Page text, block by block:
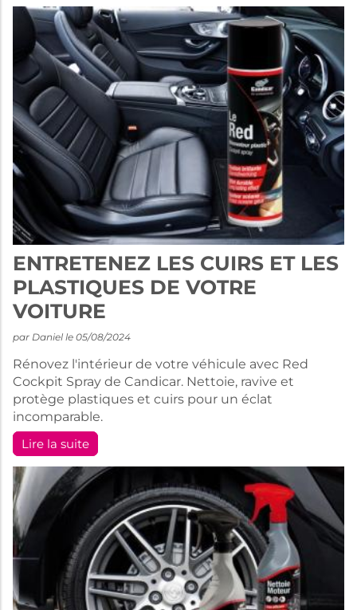
ENTRETENEZ LES CUIRS ET LES
PLASTIQUES DE VOTRE
VOITURE
par Daniel le 05/08/2024
Rénovez l'intérieur de votre véhicule avec Red
Cockpit Spray de Candicar. Nettoie, ravive et
protège plastiques et cuirs pour un éclat
incomparable.
Lire la suite